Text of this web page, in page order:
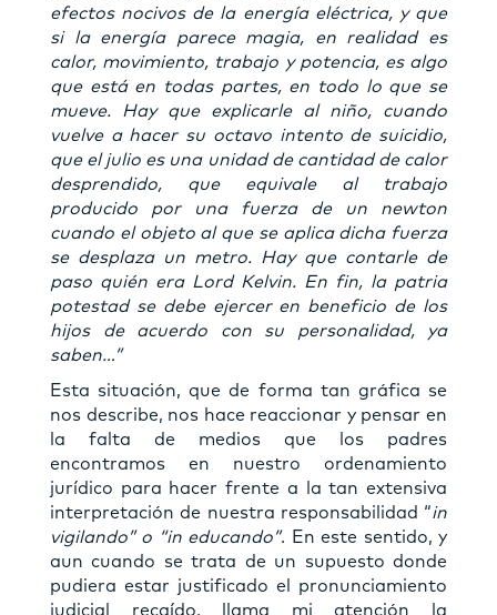
efectos nocivos de la energía eléctrica, y que
si la energía parece magia, en realidad es
calor, movimiento, trabajo y potencia, es algo
que está en todas partes, en todo lo que se
mueve. Hay que explicarle al niño, cuando
vuelve a hacer su octavo intento de suicidio,
que el julio es una unidad de cantidad de calor
desprendido, que equivale al trabajo
producido por una fuerza de un newton
cuando el objeto al que se aplica dicha fuerza
se desplaza un metro. Hay que contarle de
paso quién era Lord Kelvin. En fin, la patria
potestad se debe ejercer en beneficio de los
hijos de acuerdo con su personalidad, ya
saben…”
Esta situación, que de forma tan gráfica se
nos describe, nos hace reaccionar y pensar en
la falta de medios que los padres
encontramos en nuestro ordenamiento
jurídico para hacer frente a la tan extensiva
interpretación de nuestra responsabilidad “in
vigilando” o “in educando”. En este sentido, y
aun cuando se trata de un supuesto donde
pudiera estar justificado el pronunciamiento
judicial recaído, llama mi atención la